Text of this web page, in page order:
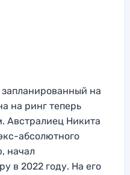
на
на ринг теперь
Австралиец Никита
абсолютного
начал
в 2022 году. На его